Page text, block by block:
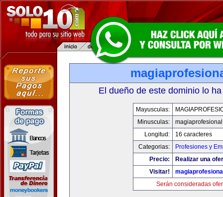
El dueño de este dominio lo
Mayusculas:
Minusculas:
Longitud:
16 caracteres
Categorias:
Profesiones y
Precio:
Realizar una
Visitar!
Serán consideradas